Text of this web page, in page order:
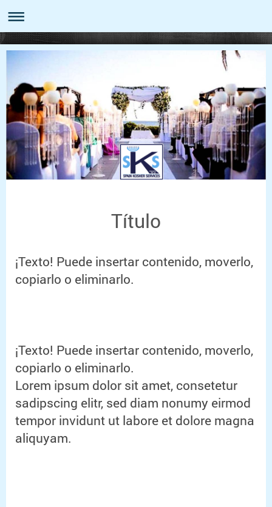
Título
¡Texto! Puede insertar contenido, moverlo,
copiarlo o eliminarlo.
¡Texto! Puede insertar contenido, moverlo,
copiarlo o eliminarlo.
Lorem ipsum dolor sit amet, consetetur
sadipscing elitr, sed diam nonumy eirmod
tempor invidunt ut labore et dolore magna
aliquyam.